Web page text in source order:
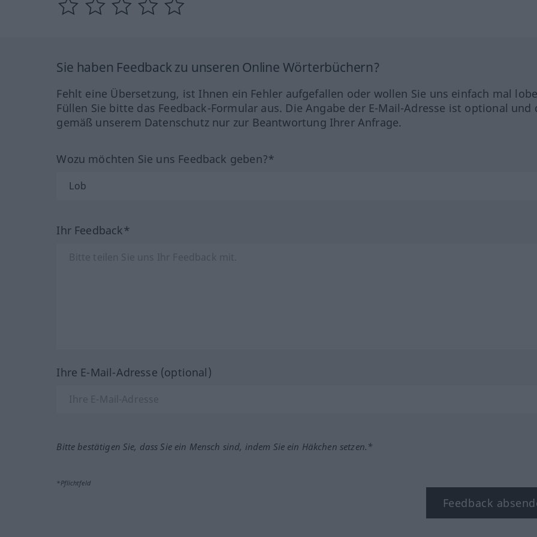
Sie haben Feedback zu unseren Online Wörterbüchern?
Fehlt eine Übersetzung, ist Ihnen ein Fehler aufgefallen oder wollen Sie uns einfach mal
Füllen Sie bitte das Feedback-Formular aus. Die Angabe der E-Mail-Adresse ist optional und
gemäß unserem Datenschutz nur zur Beantwortung Ihrer Anfrage.
Wozu möchten Sie uns Feedback geben?*
Ihr Feedback*
Ihre E-Mail-Adresse (optional)
Bitte bestätigen Sie, dass Sie ein Mensch sind, indem Sie ein Häkchen setzen.*
*Pflichtfeld
Feedback